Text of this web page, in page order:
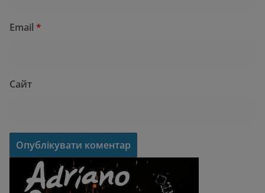
Email *
Сайт